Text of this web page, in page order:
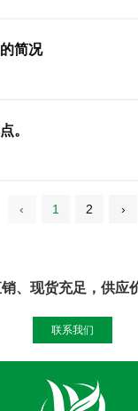
简况
。
‹ 1 2 ›
、现货充足，供应
联系我们